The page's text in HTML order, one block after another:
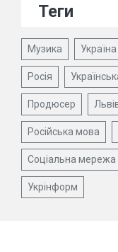
Теги
Музика Україна
Росія
Продюсер
Російська мова
Соціальна мережа
Укрінформ